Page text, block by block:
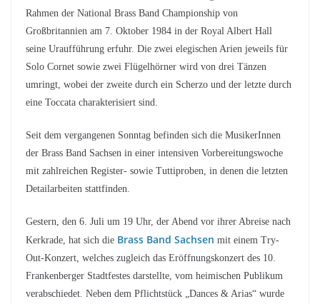
Rahmen der National Brass Band Championship von
Großbritannien am 7. Oktober 1984 in der Royal Albert Hall
seine Uraufführung erfuhr. Die zwei elegischen Arien jeweils für
Solo Cornet sowie zwei Flügelhörner wird von drei Tänzen
umringt, wobei der zweite durch ein Scherzo und der letzte durch
eine Toccata charakterisiert sind.
Seit dem vergangenen Sonntag befinden sich die MusikerInnen
der Brass Band Sachsen in einer intensiven Vorbereitungswoche
mit zahlreichen Register- sowie Tuttiproben, in denen die letzten
Detailarbeiten stattfinden.
Gestern, den 6. Juli um 19 Uhr, der Abend vor ihrer Abreise nach
Kerkrade, hat sich die Brass Band Sachsen mit einem Try-
Out-Konzert, welches zugleich das Eröffnungskonzert des 10.
Frankenberger Stadtfestes darstellte, vom heimischen Publikum
verabschiedet. Neben dem Pflichtstück „Dances & Arias“ wurde